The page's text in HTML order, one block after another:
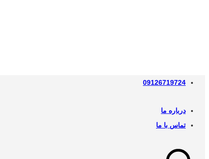
09126719724
درباره ما
تماس با ما